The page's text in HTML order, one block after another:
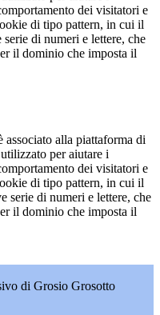
dei visitatori e
di tipo pattern, in cui il
di numeri e lettere, che
il dominio che imposta il
associato alla piattaforma di
per aiutare i
dei visitatori e
di tipo pattern, in cui il
serie di numeri e lettere, che
il dominio che imposta il
di Grosio Grosotto